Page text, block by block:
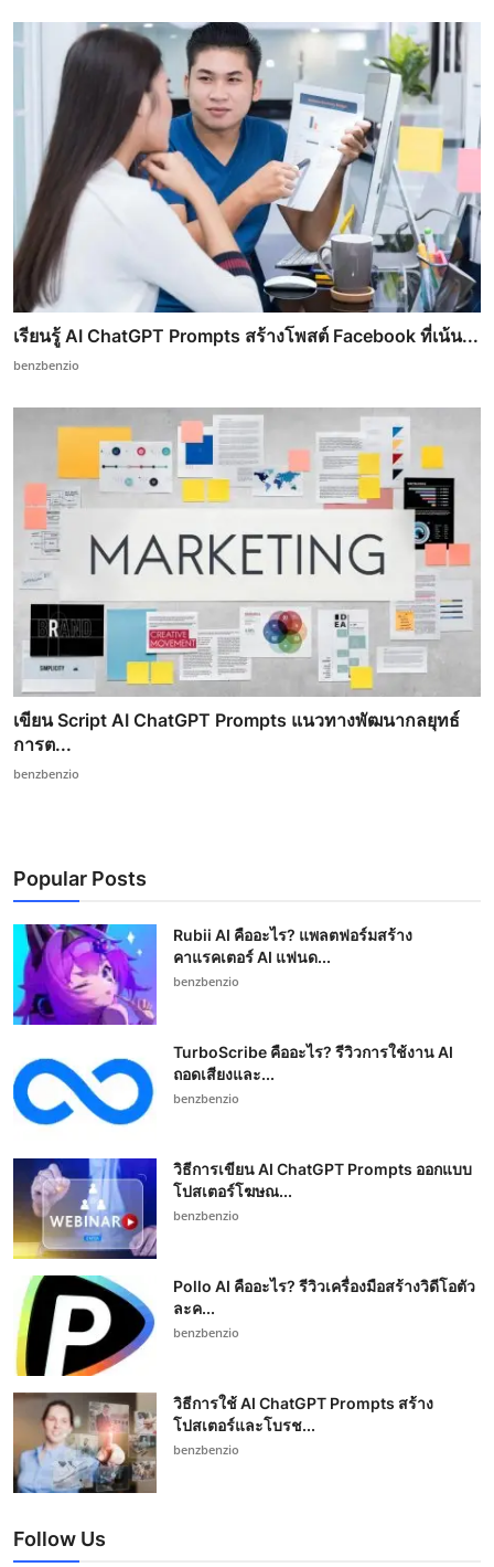
เรียนรู้ AI ChatGPT Prompts สร้างโพสต์ Facebook ที่เน้น...
benzbenzio
เขียน Script AI ChatGPT Prompts แนวทางพัฒนากลยุทธ์
การต...
benzbenzio
Popular Posts
Rubii AI คืออะไร? แพลตฟอร์มสร้าง
คาแรคเตอร์ AI แฟนด...
benzbenzio
TurboScribe คืออะไร? รีวิวการใช้งาน AI
ถอดเสียงและ...
benzbenzio
วิธีการเขียน AI ChatGPT Prompts ออกแบบ
โปสเตอร์โฆษณ...
benzbenzio
Pollo AI คืออะไร? รีวิวเครื่องมือสร้างวิดีโอตัว
ละค...
benzbenzio
วิธีการใช้ AI ChatGPT Prompts สร้าง
โปสเตอร์และโบรช...
benzbenzio
Follow Us